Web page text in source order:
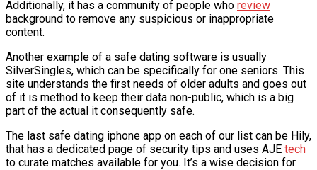
Additionally, it has a community of people who review
background to remove any suspicious or inappropriate
content.
Another example of a safe dating software is usually
SilverSingles, which can be specifically for one seniors. This
site understands the first needs of older adults and goes out
of it is method to keep their data non-public, which is a big
part of the actual it consequently safe.
The last safe dating iphone app on each of our list can be Hily,
that has a dedicated page of security tips and uses AJE tech
to curate matches available for you. It’s a wise decision for